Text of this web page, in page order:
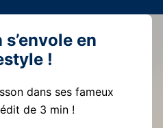
en
!
dans ses fameux
de 3 min !